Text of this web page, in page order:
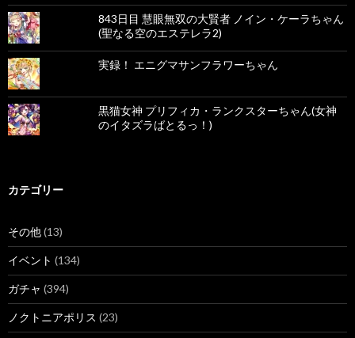
843日目 慧眼無双の大賢者 ノイン・ケーラちゃん
(聖なる空のエステレラ2)
実録！ エニグマサンフラワーちゃん
黒猫女神 プリフィカ・ランクスターちゃん(女神
のイタズラばとるっ！)
カテゴリー
その他(13)
イベント (134)
ガチャ (394)
ノクトニアポリス (23)